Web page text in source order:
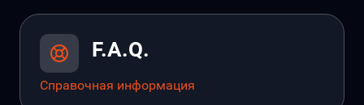
F.A.Q.
Справочная информация